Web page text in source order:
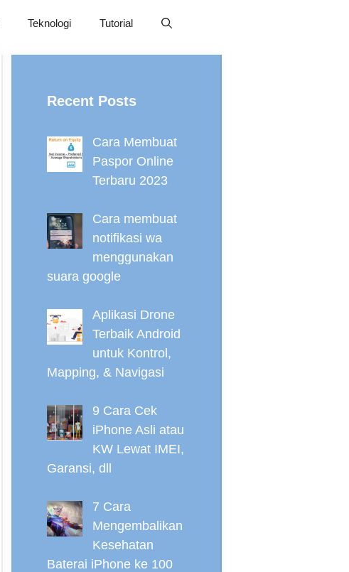
Teknologi Tutorial
Recent Posts
Cara Membuat
Paspor Online
Terbaru 2023
Cara membuat
notifikasi wa
menggunakan
suara google
Aplikasi Drone
Terbaik Android
untuk Kontrol,
Mapping, & Navigasi
9 Cara Cek
iPhone Asli atau
KW Lewat IMEI,
Garansi, dll
7 Cara
Mengembalikan
Kesehatan
Baterai iPhone ke 100